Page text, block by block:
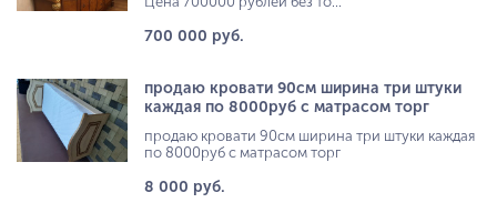
700 000 руб.
продаю кровати 90см ширина три штуки
каждая по 8000руб с матрасом торг
продаю кровати 90см ширина три штуки каждая
по 8000руб с матрасом торг
8 000 руб.